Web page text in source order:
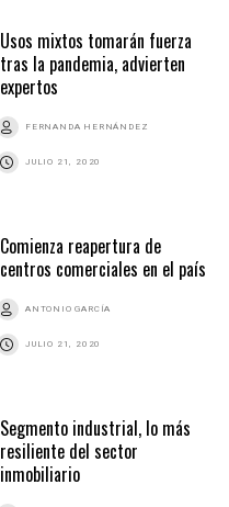
Usos mixtos tomarán fuerza
tras la pandemia, advierten
expertos
FERNANDA HERNÁNDEZ
JULIO 21, 2020
Comienza reapertura de
centros comerciales en el país
ANTONIO GARCÍA
JULIO 21, 2020
Segmento industrial, lo más
resiliente del sector
inmobiliario